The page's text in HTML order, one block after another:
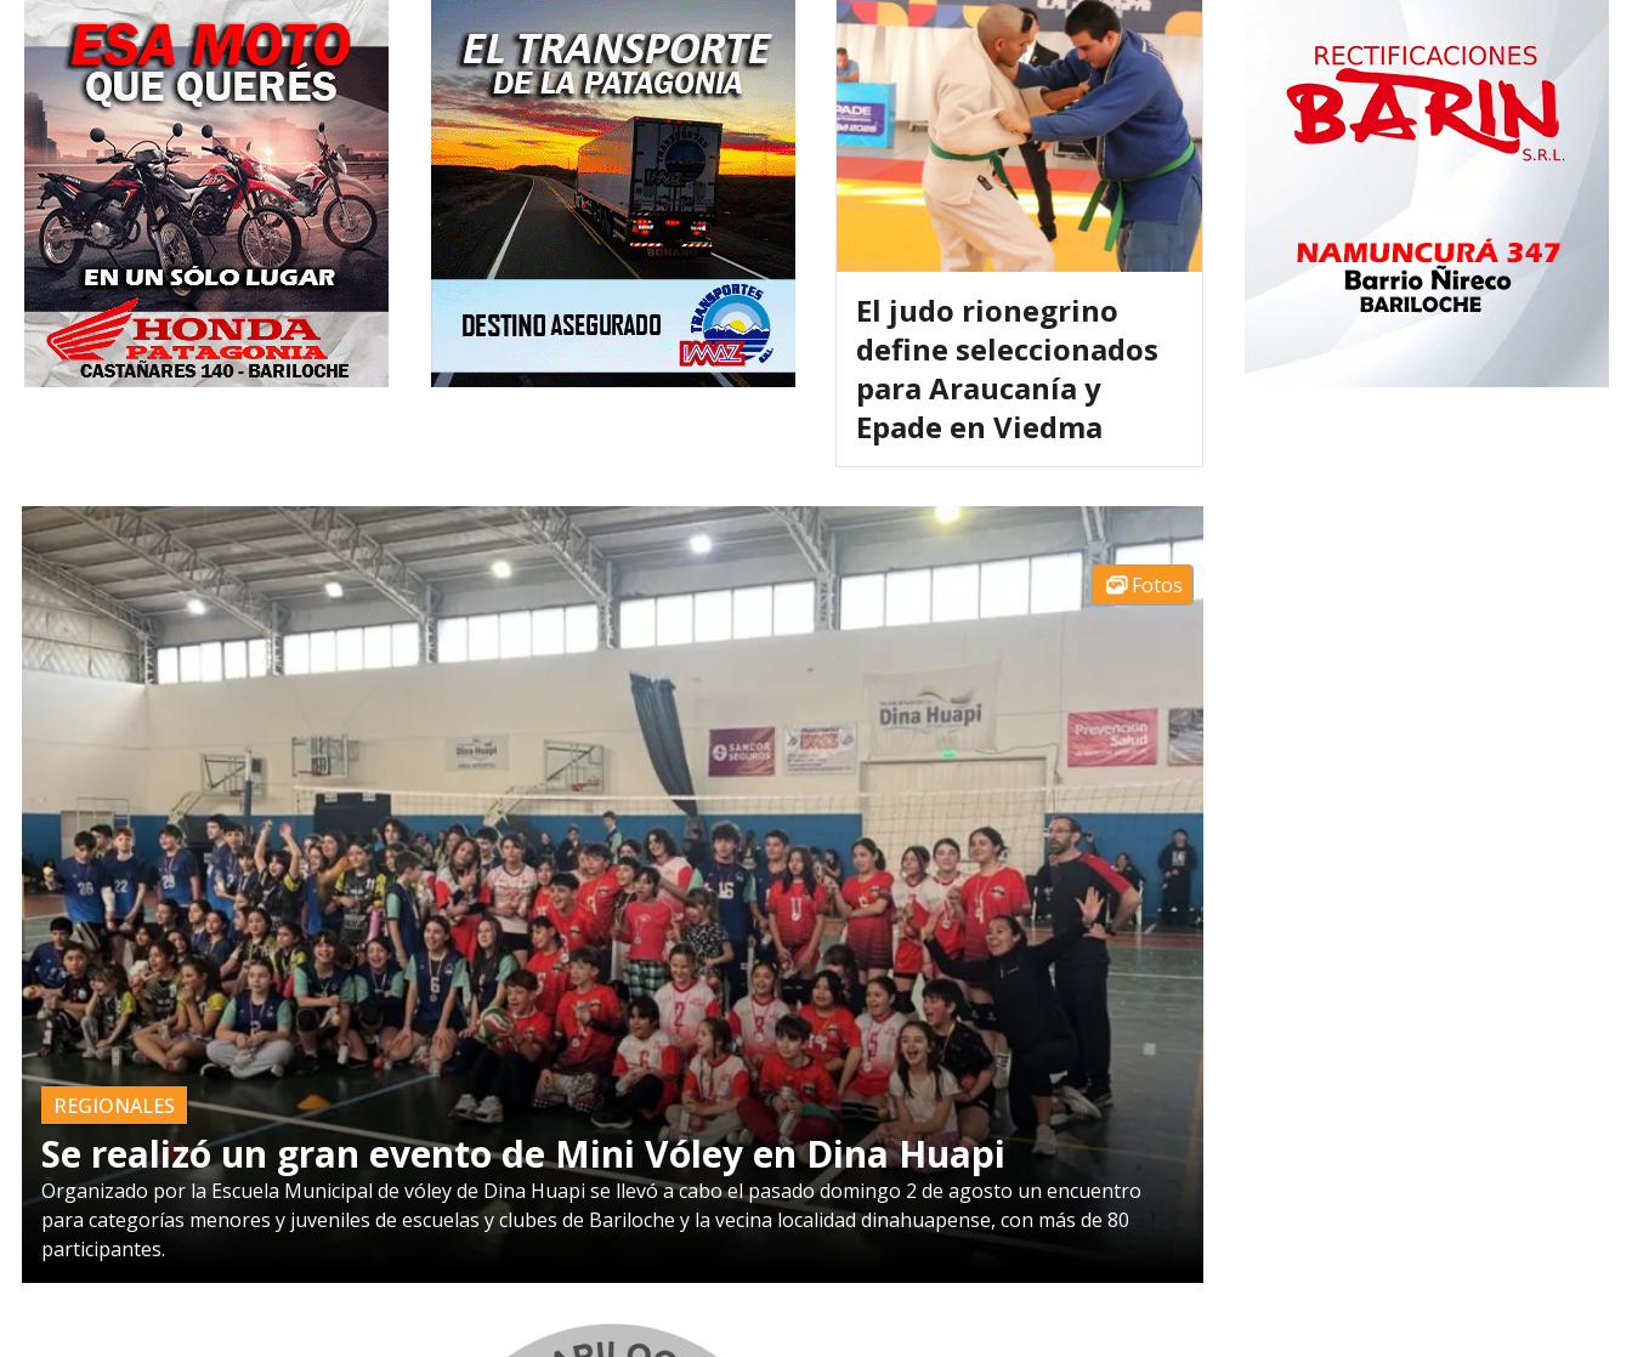
El judo rionegrino
define seleccionados
para Araucanía y
Epade en Viedma
REGIONALES
Se realizó un gran evento de Mini Vóley en Dina Huapi
Organizado por la Escuela Municipal de vóley de Dina Huapi se llevó a cabo el pasado domingo 2 de agosto un encuentro
para categorías menores y juveniles de escuelas y clubes de Bariloche y la vecina localidad dinahuapense, con más de 80
participantes.
Fotos